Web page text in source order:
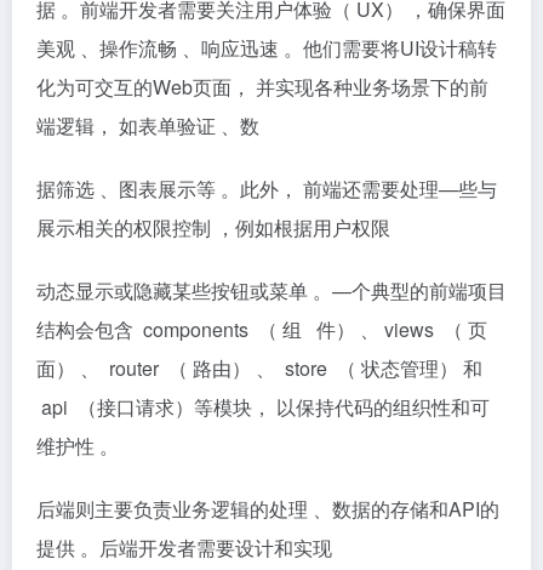
据 。前端开发者需要关注用户体验（ UX） ，确保界面
美观 、操作流畅 、响应迅速 。他们需要将UI设计稿转
化为可交互的Web页面， 并实现各种业务场景下的前
端逻辑， 如表单验证 、数
据筛选 、图表展示等 。此外， 前端还需要处理—些与
展示相关的权限控制 ，例如根据用户权限
动态显示或隐藏某些按钮或菜单 。—个典型的前端项目
结构会包含 components （ 组 件） 、 views （ 页
面） 、 router （ 路由） 、 store （ 状态管理） 和
api （接口请求）等模块， 以保持代码的组织性和可
维护性 。
后端则主要负责业务逻辑的处理 、数据的存储和API的
提供 。后端开发者需要设计和实现